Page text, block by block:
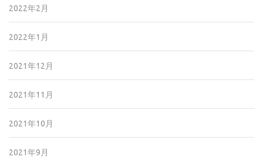
2022年2月
2022年1月
2021年12月
2021年11月
2021年10月
2021年9月